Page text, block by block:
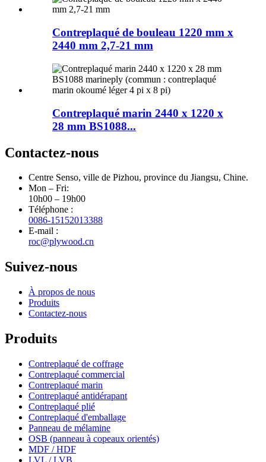
Contreplaqué de bouleau 1220 mm x
2440 mm 2,7-21 mm
Contreplaqué marin 2440 x 1220 x
28 mm BS1088...
Contactez-nous
Centre Senso, ville de Pizhou, province du Jiangsu, Chine.
Mon – Fri:
10h00 – 19h00
Téléphone :
0086-15152013388
E-mail :
roc@plywood.cn
Suivez-nous
À propos de nous
Produits
Contactez-nous
Produits
Contreplaqué de coffrage
Contreplaqué commercial
Contreplaqué marin
Contreplaqué antidérapant
Contreplaqué plié
Contreplaqué d'emballage
Panneau de mélamine
OSB (panneau à copeaux orientés)
MDF / HDF
LVL / LVB